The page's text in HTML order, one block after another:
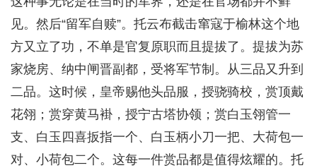
见。然后“留军自赎”。托云布截击窜寇于榆林这个地
方又立了功，不单是官复原职而且提拔了。提拔为苏
家烧房、纳中闸晋副都，受将军节制。从三品又升到
二品。这时候，皇帝赐他头品服，授骁骑校，赏顶戴
花翎；赏穿黄马褂，授宁古塔协领；赏白玉翎管一
支、白玉四喜扳指一个、白玉柄小刀一把、大荷包一
对、小荷包二个。这每一件赏品都是值得炫耀的。托